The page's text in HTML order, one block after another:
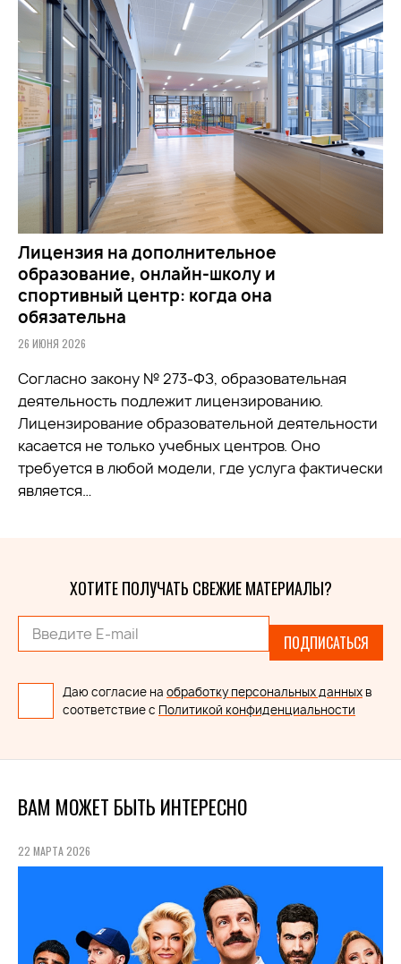
Лицензия на дополнительное
образование, онлайн-школу и
спортивный центр: когда она
обязательна
26 ИЮНЯ 2026
Согласно закону № 273-ФЗ, образовательная
деятельность подлежит лицензированию.
Лицензирование образовательной деятельности
касается не только учебных центров. Оно
требуется в любой модели, где услуга фактически
является…
ХОТИТЕ ПОЛУЧАТЬ СВЕЖИЕ МАТЕРИАЛЫ?
ПОДПИСАТЬСЯ
Даю согласие на обработку персональных данных в
соответствие с Политикой конфиденциальности
ВАМ МОЖЕТ БЫТЬ ИНТЕРЕСНО
22 МАРТА 2026